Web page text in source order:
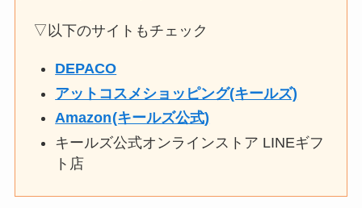
▽以下のサイトもチェック
DEPACO
アットコスメショッピング(キールズ)
Amazon(キールズ公式)
キールズ公式オンラインストア LINEギフ
ト店